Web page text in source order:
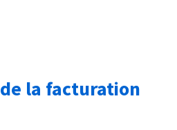
la facturation